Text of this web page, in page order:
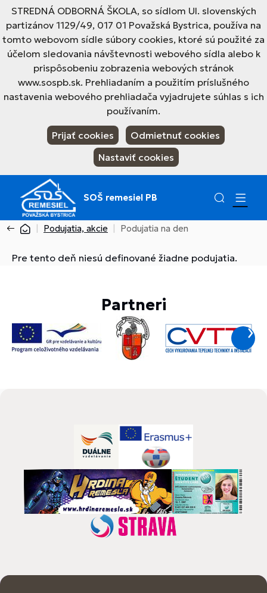
STREDNÁ ODBORNÁ ŠKOLA, so sídlom Ul. slovenských
partizánov 1129/49, 017 01 Považská Bystrica, používa na
tomto webovom sídle súbory cookies, ktoré sú použité za
účelom sledovania návštevnosti webového sídla alebo k
prispôsobeniu zobrazenia webových stránok
www.sospb.sk. Prehliadaním a použitím príslušného
nastavenia webového prehliadača vyjadrujete súhlas s ich
používaním.
Prijať cookies
Odmietnuť cookies
Nastaviť cookies
SOŠ remesiel PB
Podujatia, akcie Podujatia na den
Pre tento deň niesú definované žiadne podujatia.
Partneri